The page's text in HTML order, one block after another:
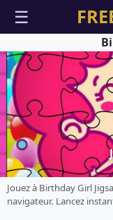
☰
Jouez à Birthday Girl
navigateur. Lancez